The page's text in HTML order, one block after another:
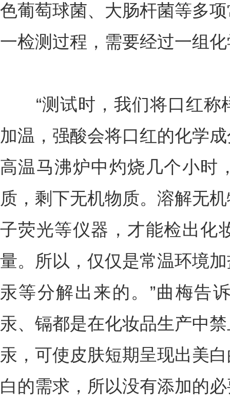
色葡萄球菌、大肠杆菌等多
一检测过程，需要经过一组
“测试时，我们将口红称
加温，强酸会将口红的化学
高温马沸炉中灼烧几个小时
质，剩下无机物质。溶解无
子荧光等仪器，才能检出化
量。所以，仅仅是常温环境
汞等分解出来的。”曲梅告
汞、镉都是在化妆品生产中
汞，可使皮肤短期呈现出美
白的需求，所以没有添加的